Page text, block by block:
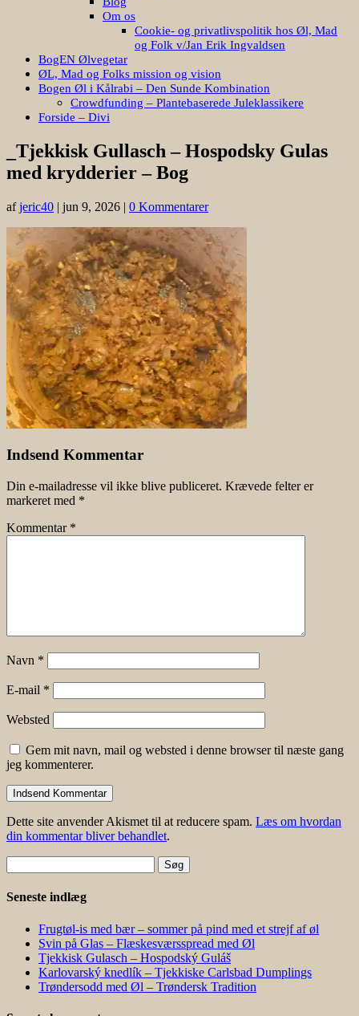
Om os
Cookie- og privatlivspolitik hos Øl, Mad
og Folk v/Jan Erik Ingvaldsen
BogEN Ølvegetar
ØL, Mad og Folks mission og vision
Bogen Øl i Kålrabi – Den Sunde Kombination
Crowdfunding – Plantebaserede Juleklassikere
Forside – Divi
_Tjekkisk Gullasch – Hospodsky Gulas
med krydderier – Bog
afjeric40 | jun 9, 2026 | 0 Kommentarer
Indsend Kommentar
Din e-mailadresse vil ikke blive publiceret. Krævede felter er
markeret med *
Kommentar *
Navn *
E-mail *
Websted
Gem mit navn, mail og websted i denne browser til næste gang
jeg kommenterer.
Dette site anvender Akismet til at reducere spam. Læs om hvordan
din kommentar bliver behandlet.
efter:
Seneste indlæg
Frugtøl-is med bær – sommer på pind med et strejf af øl
Svin på Glas – Flæskesværsspread med Øl
Tjekkisk Gulasch – Hospodský Guláš
Karlovarský knedlík – Tjekkiske Carlsbad Dumplings
Trøndersodd med Øl – Trøndersk Tradition